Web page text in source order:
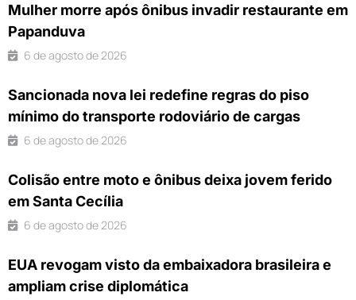
Mulher morre após ônibus invadir restaurante em
Papanduva
6 de agosto de 2026
Sancionada nova lei redefine regras do piso
mínimo do transporte rodoviário de cargas
6 de agosto de 2026
Colisão entre moto e ônibus deixa jovem ferido
em Santa Cecília
6 de agosto de 2026
EUA revogam visto da embaixadora brasileira e
ampliam crise diplomática